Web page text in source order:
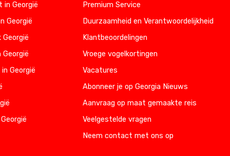
in Georgië
Georgië
Georgië
Georgië
Georgië
Premium Service
Duurzaamheid en Verantwoordelijkheid
Klantbeoordelingen
Vroege vogelkortingen
Vacatures
Abonneer je op Georgia Nieuws
Aanvraag op maat gemaakte reis
Veelgestelde vragen
Neem contact met ons op